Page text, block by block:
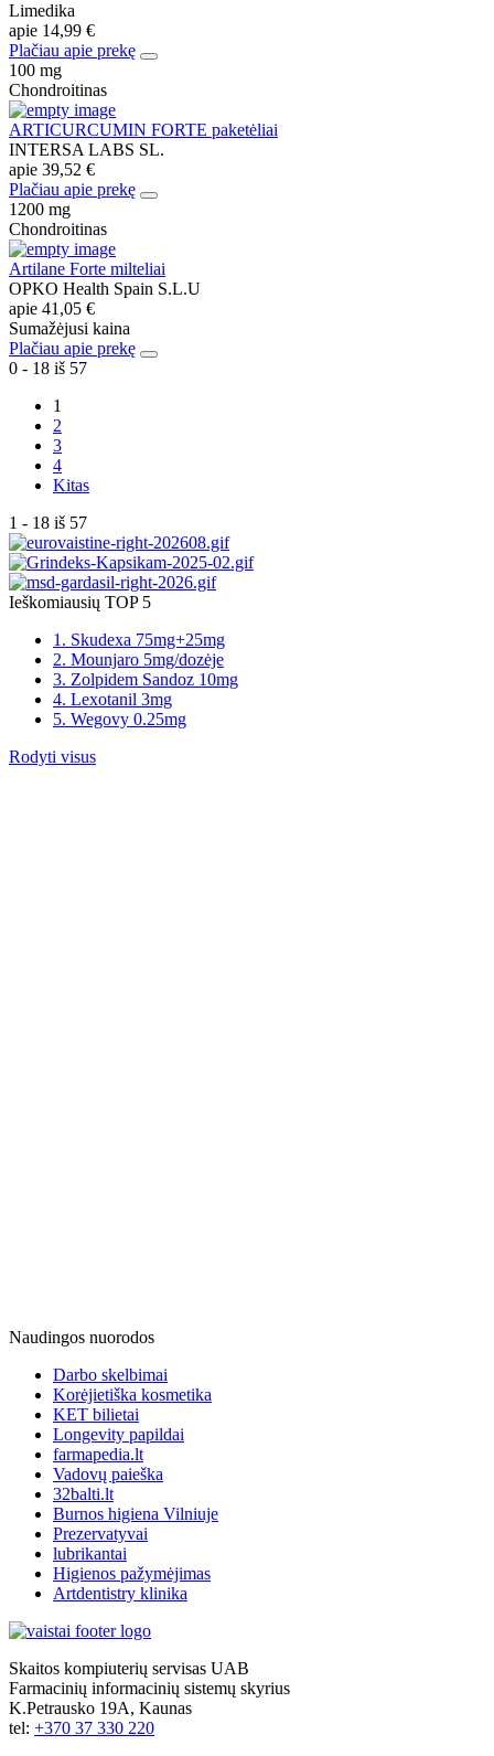
Limedika
apie 14,99 €
Plačiau apie prekę
100 mg
Chondroitinas
ARTICURCUMIN FORTE paketėliai
INTERSA LABS SL.
apie 39,52 €
Plačiau apie prekę
1200 mg
Chondroitinas
Artilane Forte milteliai
OPKO Health Spain S.L.U
apie 41,05 €
Sumažėjusi kaina
Plačiau apie prekę
0 - 18 iš 57
1
2
3
4
Kitas
1 - 18 iš 57
Ieškomiausių TOP 5
1. Skudexa 75mg+25mg
2. Mounjaro 5mg/dozėje
3. Zolpidem Sandoz 10mg
4. Lexotanil 3mg
5. Wegovy 0.25mg
Rodyti visus
Naudingos nuorodos
Darbo skelbimai
Korėjietiška kosmetika
KET bilietai
Longevity papildai
farmapedia.lt
Vadovų paieška
32balti.lt
Burnos higiena Vilniuje
Prezervatyvai
lubrikantai
Higienos pažymėjimas
Artdentistry klinika
Skaitos kompiuterių servisas UAB
Farmacinių informacinių sistemų skyrius
K.Petrausko 19A, Kaunas
tel: +370 37 330 220